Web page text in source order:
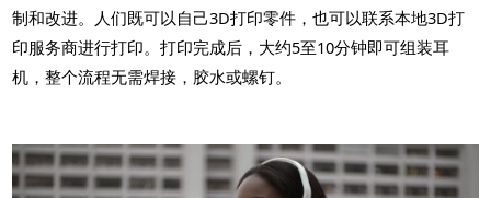
制和改进。人们既可以自己3D打印零件，也可以联系本地3D打
印服务商进行打印。打印完成后，大约5至10分钟即可组装耳
机，整个流程无需焊接，胶水或螺钉。